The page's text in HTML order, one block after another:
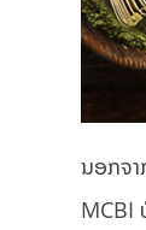
ນອກຈາ
MCBI